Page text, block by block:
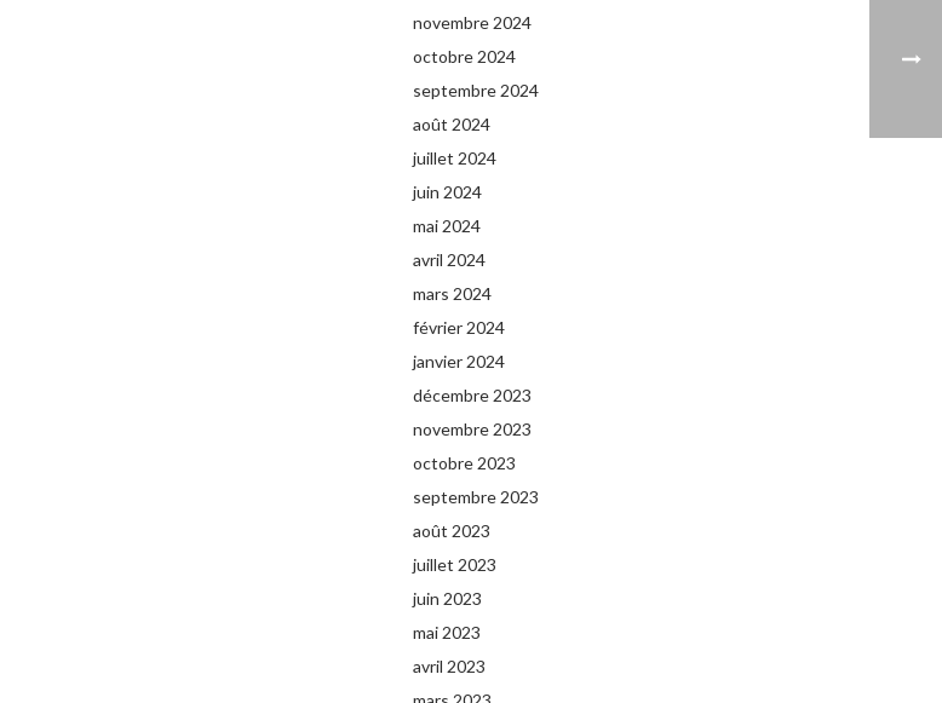
novembre 2024
octobre 2024
septembre 2024
août 2024
juillet 2024
juin 2024
mai 2024
avril 2024
mars 2024
février 2024
janvier 2024
décembre 2023
novembre 2023
octobre 2023
septembre 2023
août 2023
juillet 2023
juin 2023
mai 2023
avril 2023